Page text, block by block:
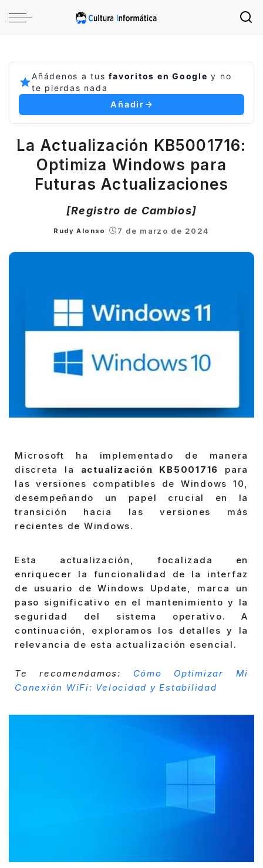
Añádenos a tusfavoritos en Google y no
te pierdas nada
Añadir
La Actualización KB5001716:
Optimiza Windows para
Futuras Actualizaciones
[Registro de Cambios]
Posted
Rudy Alonso 7 de marzo de 2024
Microsoft ha implementado de manera
discreta la
actualización KB5001716
para
las versiones compatibles de Windows 10,
desempeñando un papel crucial en la
transición hacia las versiones más
recientes de Windows.
Esta actualización, focalizada en
enriquecer la funcionalidad de la interfaz
de usuario de Windows Update, marca un
paso significativo en el mantenimiento y la
seguridad del sistema operativo. A
continuación, exploramos los detalles y la
relevancia de esta actualización esencial.
Te recomendamos: Cómo Optimizar Mi
Conexión WiFi: Velocidad y Estabilidad